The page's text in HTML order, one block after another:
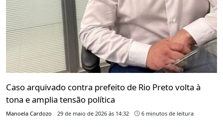
Caso arquivado contra prefeito de Rio Preto volta à
tona e amplia tensão política
Manoela Cardozo 29 de maio de 2026 às 14:32 6 minutos de leitura